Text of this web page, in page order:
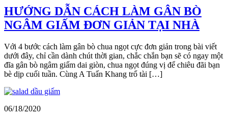
HƯỚNG DẪN CÁCH LÀM GÂN BÒ
NGÂM GIẤM ĐƠN GIẢN TẠI NHÀ
Với 4 bước cách làm gân bò chua ngọt cực đơn giản trong bài viết
dưới đây, chỉ cần dành chút thời gian, chắc chắn bạn sẽ có ngay một
đĩa gân bò ngâm giấm dai giòn, chua ngọt đúng vị để chiêu đãi bạn
bè dịp cuối tuần. Cùng A Tuấn Khang trổ tài […]
06/18/2020